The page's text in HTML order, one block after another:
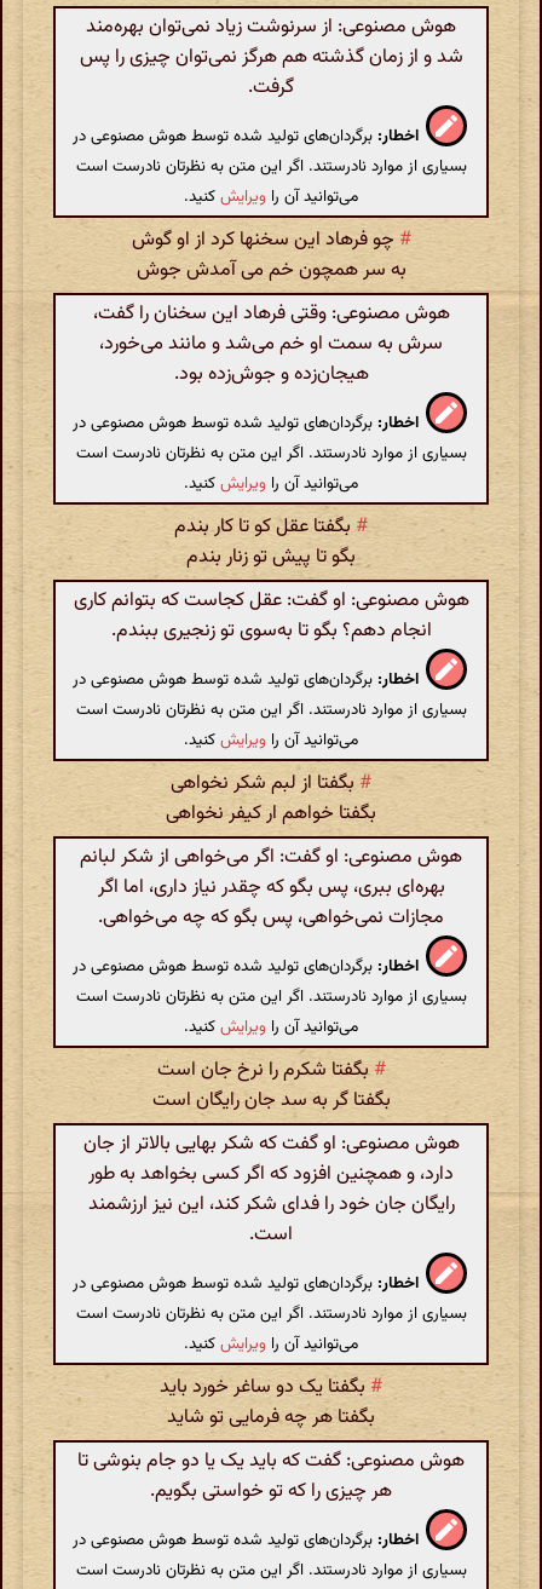
هوش مصنوعی: از سرنوشت زیاد نمی‌توان بهره‌مند
شد و از زمان گذشته هم هرگز نمی‌توان چیزی را پس
گرفت.
اخطار: برگردان‌های تولید شده توسط هوش مصنوعی در
بسیاری از موارد نادرستند. اگر این متن به نظرتان نادرست است
می‌توانید آن را ویرایشکنید.
# چو فرهاد این سخنها کرد از او گوش
به سر همچون خم می آمدش جوش
هوش مصنوعی: وقتی فرهاد این سخنان را گفت،
سرش به سمت او خم می‌شد و مانند می‌خورد،
هیجان‌زده و جوش‌زده بود.
اخطار: برگردان‌های تولید شده توسط هوش مصنوعی در
بسیاری از موارد نادرستند. اگر این متن به نظرتان نادرست است
می‌توانید آن را ویرایشکنید.
# بگفتا عقل کو تا کار بندم
بگو تا پیش تو زنار بندم
هوش مصنوعی: او گفت: عقل کجاست که بتوانم کاری
انجام دهم؟ بگو تا به‌سوی تو زنجیری ببندم.
اخطار: برگردان‌های تولید شده توسط هوش مصنوعی در
بسیاری از موارد نادرستند. اگر این متن به نظرتان نادرست است
می‌توانید آن را ویرایشکنید.
# بگفتا از لبم شکر نخواهی
بگفتا خواهم ار کیفر نخواهی
هوش مصنوعی: او گفت: اگر می‌خواهی از شکر لبانم
بهره‌ای ببری، پس بگو که چقدر نیاز داری، اما اگر
مجازات نمی‌خواهی، پس بگو که چه می‌خواهی.
اخطار: برگردان‌های تولید شده توسط هوش مصنوعی در
بسیاری از موارد نادرستند. اگر این متن به نظرتان نادرست است
می‌توانید آن را ویرایشکنید.
#بگفتا شکرم را نرخ جان است
بگفتا گر به سد جان رایگان است
هوش مصنوعی: او گفت که شکر بهایی بالاتر از جان
دارد، و همچنین افزود که اگر کسی بخواهد به طور
رایگان جان خود را فدای شکر کند، این نیز ارزشمند
است.
اخطار: برگردان‌های تولید شده توسط هوش مصنوعی در
بسیاری از موارد نادرستند. اگر این متن به نظرتان نادرست است
می‌توانید آن را ویرایشکنید.
# بگفتا یک دو ساغر خورد باید
بگفتا هر چه فرمایی تو شاید
هوش مصنوعی: گفت که باید یک یا دو جام بنوشی تا
هر چیزی را که تو خواستی بگویم.
اخطار: برگردان‌های تولید شده توسط هوش مصنوعی در
بسیاری از موارد نادرستند. اگر این متن به نظرتان نادرست است